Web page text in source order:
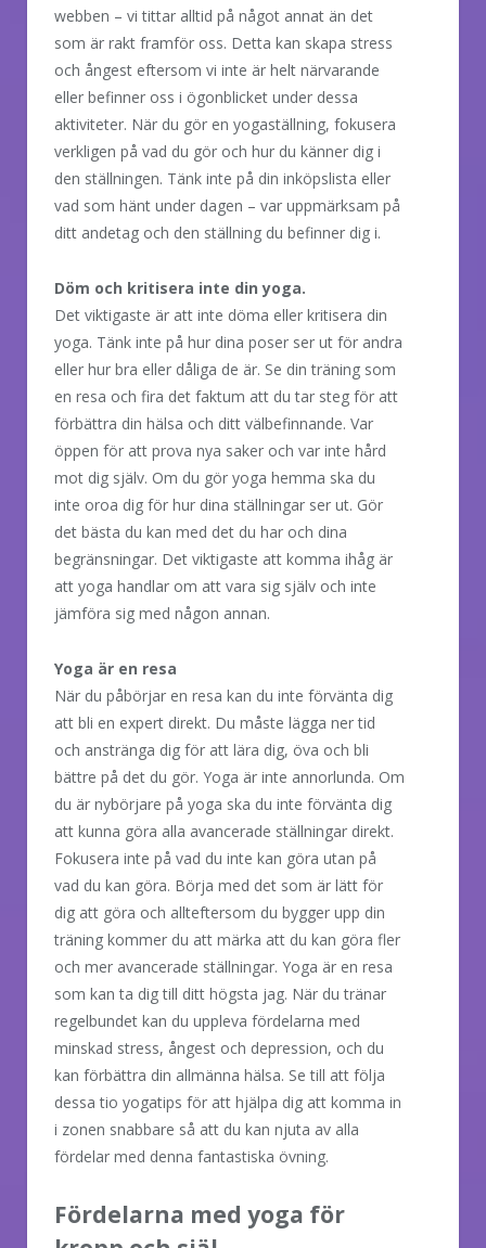
webben – vi tittar alltid på något annat än det
som är rakt framför oss. Detta kan skapa stress
och ångest eftersom vi inte är helt närvarande
eller befinner oss i ögonblicket under dessa
aktiviteter. När du gör en yogaställning, fokusera
verkligen på vad du gör och hur du känner dig i
den ställningen. Tänk inte på din inköpslista eller
vad som hänt under dagen – var uppmärksam på
ditt andetag och den ställning du befinner dig i.
Döm och kritisera inte din yoga.
Det viktigaste är att inte döma eller kritisera din
yoga. Tänk inte på hur dina poser ser ut för andra
eller hur bra eller dåliga de är. Se din träning som
en resa och fira det faktum att du tar steg för att
förbättra din hälsa och ditt välbefinnande. Var
öppen för att prova nya saker och var inte hård
mot dig själv. Om du gör yoga hemma ska du
inte oroa dig för hur dina ställningar ser ut. Gör
det bästa du kan med det du har och dina
begränsningar. Det viktigaste att komma ihåg är
att yoga handlar om att vara sig själv och inte
jämföra sig med någon annan.
Yoga är en resa
När du påbörjar en resa kan du inte förvänta dig
att bli en expert direkt. Du måste lägga ner tid
och anstränga dig för att lära dig, öva och bli
bättre på det du gör. Yoga är inte annorlunda. Om
du är nybörjare på yoga ska du inte förvänta dig
att kunna göra alla avancerade ställningar direkt.
Fokusera inte på vad du inte kan göra utan på
vad du kan göra. Börja med det som är lätt för
dig att göra och allteftersom du bygger upp din
träning kommer du att märka att du kan göra fler
och mer avancerade ställningar. Yoga är en resa
som kan ta dig till ditt högsta jag. När du tränar
regelbundet kan du uppleva fördelarna med
minskad stress, ångest och depression, och du
kan förbättra din allmänna hälsa. Se till att följa
dessa tio yogatips för att hjälpa dig att komma in
i zonen snabbare så att du kan njuta av alla
fördelar med denna fantastiska övning.
Fördelarna med yoga för